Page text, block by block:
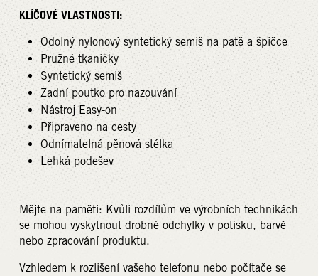
KLÍČOVÉ VLASTNOSTI:
Odolný nylonový syntetický semiš na patě a špičce
Pružné tkaničky
Syntetický semiš
Zadní poutko pro nazouvání
Nástroj Easy-on
Připraveno na cesty
Odnímatelná pěnová stélka
Lehká podešev
Mějte na paměti: Kvůli rozdílům ve výrobních technikách
se mohou vyskytnout drobné odchylky v potisku, barvě
nebo zpracování produktu.
Vzhledem k rozlišení vašeho telefonu nebo počítače se